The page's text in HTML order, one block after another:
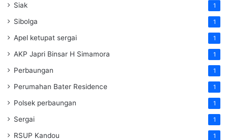
Siak 1
Sibolga 1
Apel ketupat sergai 1
AKP Japri Binsar H Simamora 1
Perbaungan 1
Perumahan Bater Residence 1
Polsek perbaungan 1
Sergai 1
RSUP Kandou 1